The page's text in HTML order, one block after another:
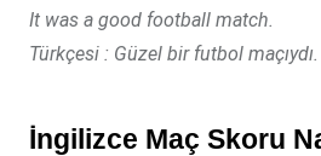
It was a good football match.
Türkçesi : Güzel bir futbol maçıydı.
İngilizce Maç Skoru